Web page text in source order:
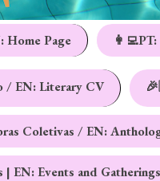
Home Page
/ EN: Literary CV
Coletivas / EN:
| EN: Events and Gatherings